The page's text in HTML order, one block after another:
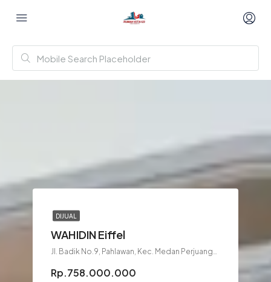
DIJUAL
WAHIDIN Eiffel
Rp.758.000.000